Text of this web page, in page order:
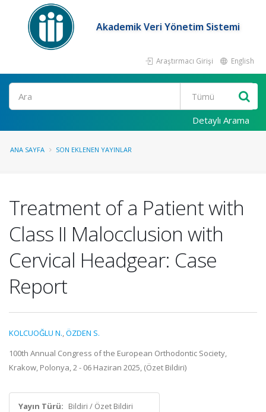
Akademik Veri Yönetim Sistemi
Araştırmacı Girişi English
Ara
Detaylı Arama
ANA SAYFA SON EKLENEN YAYINLAR
Treatment of a Patient with
Class II Malocclusion with
Cervical Headgear: Case
Report
KOLCUOĞLU N.,ÖZDEN S.
100th Annual Congress of the European Orthodontic Society,
Krakow, Polonya, 2 - 06 Haziran 2025, (Özet Bildiri)
Yayın Türü: Bildiri / Özet Bildiri